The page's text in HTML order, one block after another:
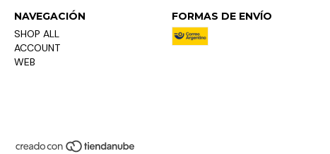
NAVEGACIÓN
SHOP ALL
ACCOUNT
WEB
FORMAS DE ENVÍO